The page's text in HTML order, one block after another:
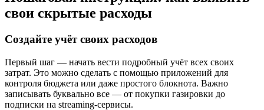
свои скрытые расходы
Создайте учёт своих расходов
Первый шаг — начать вести подробный учёт всех своих
затрат. Это можно сделать с помощью приложений для
контроля бюджета или даже простого блокнота. Важно
записывать буквально все — от покупки газировки до
подписки на streaming-сервисы.